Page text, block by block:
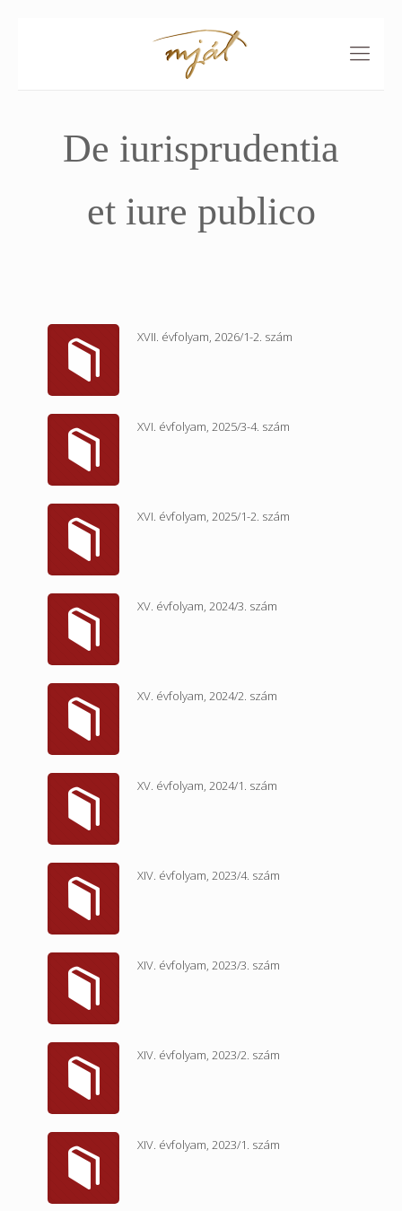
De iurisprudentia
et iure publico
XVII. évfolyam, 2026/1-2. szám
XVI. évfolyam, 2025/3-4. szám
XVI. évfolyam, 2025/1-2. szám
XV. évfolyam, 2024/3. szám
XV. évfolyam, 2024/2. szám
XV. évfolyam, 2024/1. szám
XIV. évfolyam, 2023/4. szám
XIV. évfolyam, 2023/3. szám
XIV. évfolyam, 2023/2. szám
XIV. évfolyam, 2023/1. szám